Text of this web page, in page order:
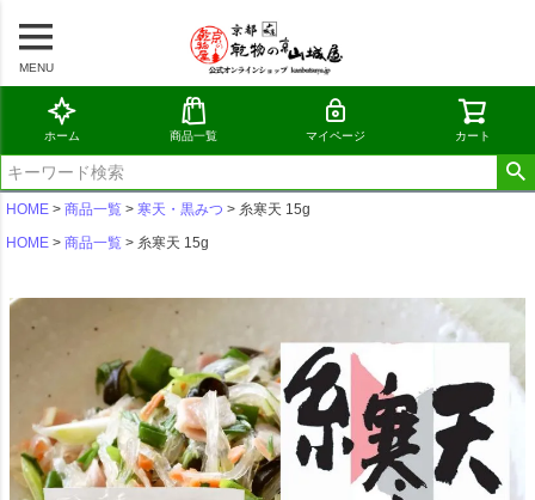
MENU
ホーム 商品一覧 マイページ カート
HOME 商品一覧 寒天・黒みつ
糸寒天 15g
HOME
商品一覧 糸寒天 15g